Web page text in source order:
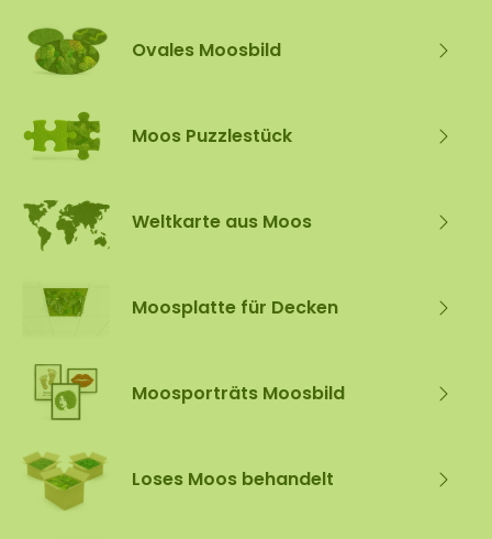
Ovales Moosbild
Moos Puzzlestück
Weltkarte aus Moos
Moosplatte für Decken
Moosporträts Moosbild
Loses Moos behandelt